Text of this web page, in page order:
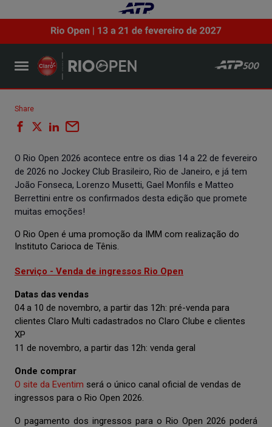
Share
O Rio Open 2026 acontece entre os dias 14 a 22 de fevereiro
de 2026 no Jockey Club Brasileiro, Rio de Janeiro, e já tem
João Fonseca, Lorenzo Musetti, Gael Monfils e Matteo
Berrettini entre os confirmados desta edição que promete
muitas emoções!
O Rio Open é uma promoção da IMM com realização do
Instituto Carioca de Tênis.
Serviço - Venda de ingressos Rio Open
Datas das vendas
04 a 10 de novembro, a partir das 12h: pré-venda para
clientes Claro Multi cadastrados no Claro Clube e clientes
XP
11 de novembro, a partir das 12h: venda geral
Onde comprar
O site da Eventim será o único canal oficial de vendas de
ingressos para o Rio Open 2026.
O pagamento dos ingressos para o Rio Open 2026 poderá